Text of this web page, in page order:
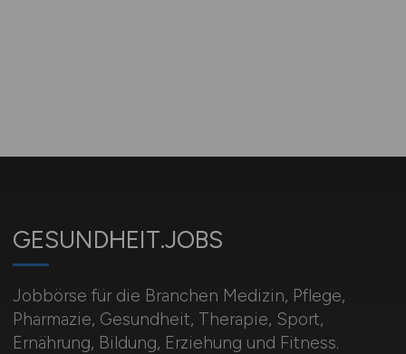
GESUNDHEIT.JOBS
Jobbörse für die Branchen Medizin, Pflege,
Pharmazie, Gesundheit, Therapie, Sport,
Ernährung, Bildung, Erziehung und Fitness.